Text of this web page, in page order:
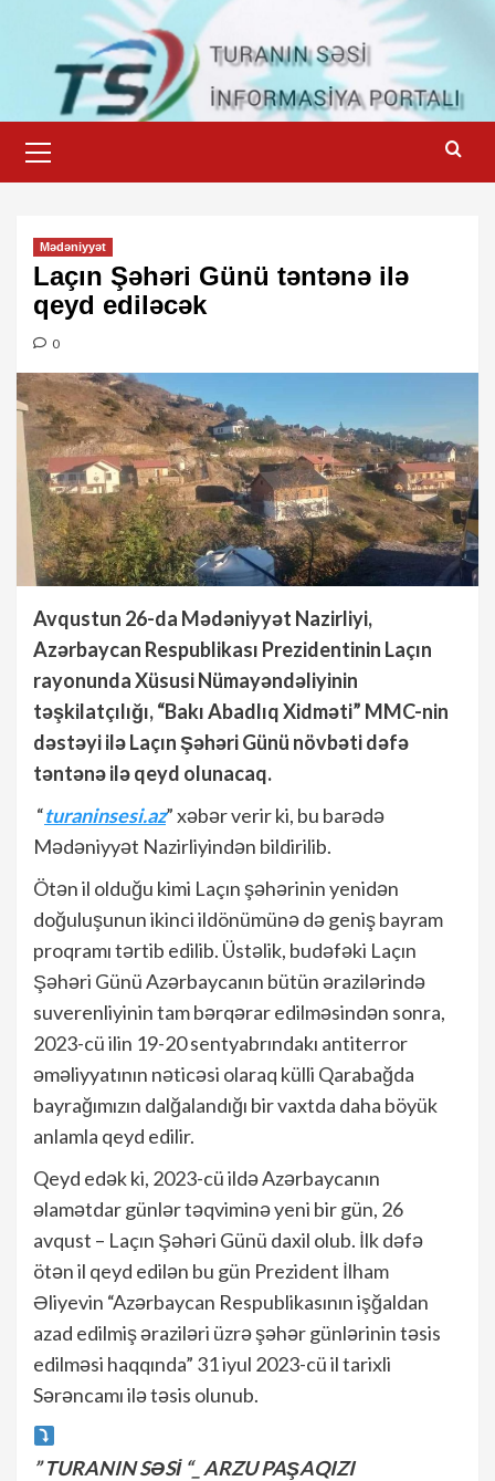
content
Menu
Mədəniyyət
Laçın Şəhəri Günü təntənə ilə
qeyd ediləcək
0
Avqustun 26-da Mədəniyyət Nazirliyi,
Azərbaycan Respublikası Prezidentinin Laçın
rayonunda Xüsusi Nümayəndəliyinin
təşkilatçılığı, “Bakı Abadlıq Xidməti” MMC-nin
dəstəyi ilə Laçın Şəhəri Günü növbəti dəfə
təntənə ilə qeyd olunacaq.
“turaninsesi.az” xəbər verir ki, bu barədə
Mədəniyyət Nazirliyindən bildirilib.
Ötən il olduğu kimi Laçın şəhərinin yenidən
doğuluşunun ikinci ildönümünə də geniş bayram
proqramı tərtib edilib. Üstəlik, budəfəki Laçın
Şəhəri Günü Azərbaycanın bütün ərazilərində
suverenliyinin tam bərqərar edilməsindən sonra,
2023-cü ilin 19-20 sentyabrındakı antiterror
əməliyyatının nəticəsi olaraq külli Qarabağda
bayrağımızın dalğalandığı bir vaxtda daha böyük
anlamla qeyd edilir.
Qeyd edək ki, 2023-cü ildə Azərbaycanın
əlamətdar günlər təqviminə yeni bir gün, 26
avqust – Laçın Şəhəri Günü daxil olub. İlk dəfə
ötən il qeyd edilən bu gün Prezident İlham
Əliyevin “Azərbaycan Respublikasının işğaldan
azad edilmiş əraziləri üzrə şəhər günlərinin təsis
edilməsi haqqında” 31 iyul 2023-cü il tarixli
Sərəncamı ilə təsis olunub.
” TURANIN SƏSİ “_ ARZU PAŞAQIZI